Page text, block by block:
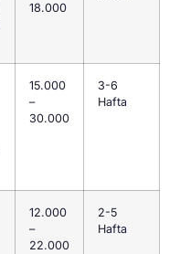
18.000
15.000
–
30.000
3-6
Hafta
12.000
–
22.000
2-5
Hafta